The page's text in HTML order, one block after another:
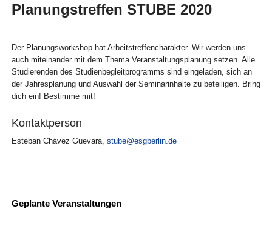
Planungstreffen STUBE 2020
Der Planungsworkshop hat Arbeitstreffencharakter. Wir werden uns
auch miteinander mit dem Thema Veranstaltungsplanung setzen. Alle
Studierenden des Studienbegleitprogramms sind eingeladen, sich an
der Jahresplanung und Auswahl der Seminarinhalte zu beteiligen. Bring
dich ein! Bestimme mit!
Kontaktperson
Esteban Chávez Guevara, stube@esgberlin.de
Geplante Veranstaltungen